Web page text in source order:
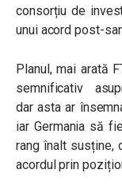
consorțiu de
unui acord post-
Planul, mai arată
semnificativ
dar asta ar
iar Germania să
rang înalt susține,
acordul prin